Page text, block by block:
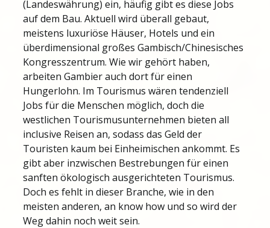
(Landeswährung) ein, häufig gibt es diese Jobs
auf dem Bau. Aktuell wird überall gebaut,
meistens luxuriöse Häuser, Hotels und ein
überdimensional großes Gambisch/Chinesisches
Kongresszentrum. Wie wir gehört haben,
arbeiten Gambier auch dort für einen
Hungerlohn. Im Tourismus wären tendenziell
Jobs für die Menschen möglich, doch die
westlichen Tourismusunternehmen bieten all
inclusive Reisen an, sodass das Geld der
Touristen kaum bei Einheimischen ankommt. Es
gibt aber inzwischen Bestrebungen für einen
sanften ökologisch ausgerichteten Tourismus.
Doch es fehlt in dieser Branche, wie in den
meisten anderen, an know how und so wird der
Weg dahin noch weit sein.